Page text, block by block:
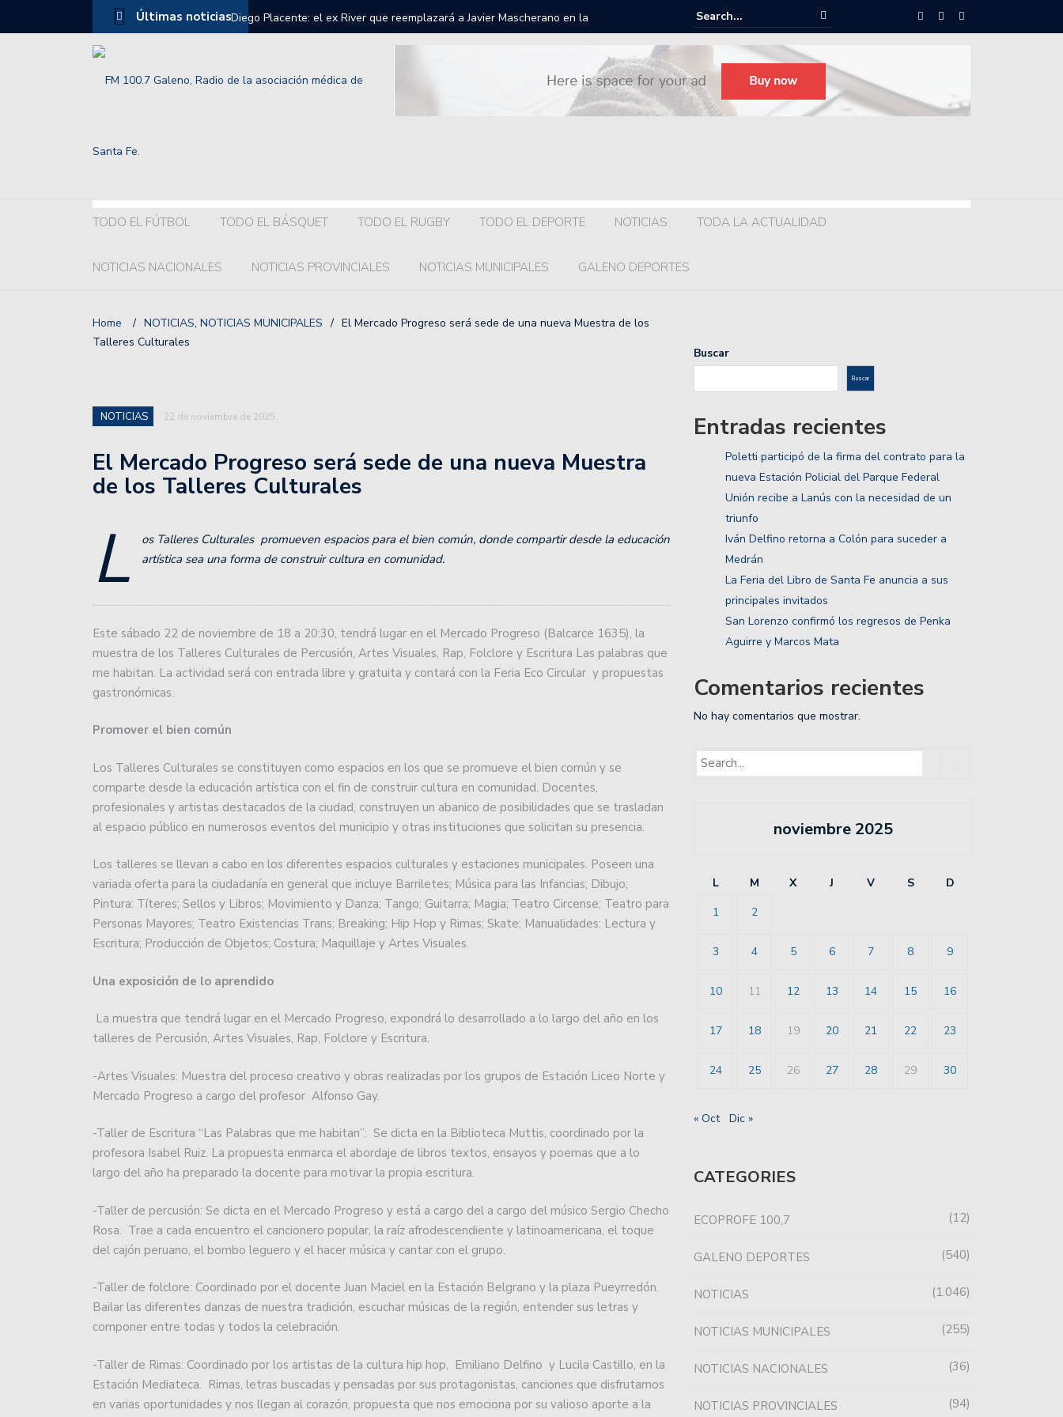
Últimas noticiasDiego Placente: el ex River que reemplazará a Javier Mascherano en la
Selección Argentina Sub 20.
Grelak o Recoba ¿Quién llegará a Colón?
terminó.
Así está la tabla de posiciones para la clasificación a la AmeriCup 2025 de
Profesional 2024.
Colón superó a Independiente de Santiago en el Otrino y se aseguró la localía
Unión fue superado por Zárate Básket y complicó su futuro.
Unión inicia una gira en Zárate buscando consolidar su levantada.
Atenas cumplió en San Juan.
Básquet: Montmartre, por 2do año a los playoffs.
Básquetbol Liga Nacional: volvió a ganar Unión, un triunfazo para soñar con la
Lanús le empató a Unión en un partido que terminó con polémica por la Copa de
la Liga.
El impactante codazo que hizo perder el conocimiento a un jugador de Colón:
Zárate.
Estudiantes aprovechó la falta de gol de Unión y se llevó todo de Santa Fe.
Unión intentará seguir su racha cuando esta noche, a partir de las 21.30, reciba
a Estudiantes.
Avellaneda.
Sebastián Puñet ya no es más el DT de básquet de Unión.
Colón igualó en Córdoba ante Racing en el último amistoso.
Unión debuta esta noche ante Rácing en el estadio “Juan D. Perón”.
Unión fue ampliamente superado por Peñarol, en Mar del Plata.
TODO EL FÚTBOL TODO EL BÁSQUET TODO EL RUGBY TODO EL DEPORTE NOTICIAS TODA LA ACTUALIDAD
NOTICIAS NACIONALES NOTICIAS PROVINCIALES NOTICIAS MUNICIPALES GALENO DEPORTES
Home / NOTICIAS, NOTICIAS MUNICIPALES / El Mercado Progreso será sede de una nueva Muestra de los
Talleres Culturales
NOTICIAS 22 de noviembre de 2025
El Mercado Progreso será sede de una nueva Muestra
de los Talleres Culturales
L
os Talleres Culturales promueven espacios para el bien común, donde compartir desde la educación
artística sea una forma de construir cultura en comunidad.
Este sábado 22 de noviembre de 18 a 20:30, tendrá lugar en el Mercado Progreso (Balcarce 1635), la
muestra de los Talleres Culturales de Percusión, Artes Visuales, Rap, Folclore y Escritura Las palabras que
me habitan. La actividad será con entrada libre y gratuita y contará con la Feria Eco Circular y propuestas
gastronómicas.
Promover el bien común
Los Talleres Culturales se constituyen como espacios en los que se promueve el bien común y se
comparte desde la educación artística con el fin de construir cultura en comunidad. Docentes,
profesionales y artistas destacados de la ciudad, construyen un abanico de posibilidades que se trasladan
al espacio público en numerosos eventos del municipio y otras instituciones que solicitan su presencia.
Los talleres se llevan a cabo en los diferentes espacios culturales y estaciones municipales. Poseen una
variada oferta para la ciudadanía en general que incluye Barriletes; Música para las Infancias; Dibujo;
Pintura: Títeres; Sellos y Libros; Movimiento y Danza; Tango; Guitarra; Magia; Teatro Circense; Teatro para
Personas Mayores; Teatro Existencias Trans; Breaking; Hip Hop y Rimas; Skate; Manualidades: Lectura y
Escritura; Producción de Objetos; Costura; Maquillaje y Artes Visuales.
Una exposición de lo aprendido
La muestra que tendrá lugar en el Mercado Progreso, expondrá lo desarrollado a lo largo del año en los
talleres de Percusión, Artes Visuales, Rap, Folclore y Escritura.
-Artes Visuales: Muestra del proceso creativo y obras realizadas por los grupos de Estación Liceo Norte y
Mercado Progreso a cargo del profesor Alfonso Gay.
-Taller de Escritura “Las Palabras que me habitan”: Se dicta en la Biblioteca Muttis, coordinado por la
profesora Isabel Ruiz. La propuesta enmarca el abordaje de libros textos, ensayos y poemas que a lo
largo del año ha preparado la docente para motivar la propia escritura.
-Taller de percusión: Se dicta en el Mercado Progreso y está a cargo del a cargo del músico Sergio Checho
Rosa. Trae a cada encuentro el cancionero popular, la raíz afrodescendiente y latinoamericana, el toque
del cajón peruano, el bombo leguero y el hacer música y cantar con el grupo.
-Taller de folclore: Coordinado por el docente Juan Maciel en la Estación Belgrano y la plaza Pueyrredón.
Bailar las diferentes danzas de nuestra tradición, escuchar músicas de la región, entender sus letras y
componer entre todas y todos la celebración.
-Taller de Rimas: Coordinado por los artistas de la cultura hip hop, Emiliano Delfino y Lucila Castillo, en la
Estación Mediateca. Rimas, letras buscadas y pensadas por sus protagonistas, canciones que disfrutamos
en varias oportunidades y nos llegan al corazón, propuesta que nos emociona por su valioso aporte a la
Buscar
Buscar
Entradas recientes
Poletti participó de la firma del contrato para la
nueva Estación Policial del Parque Federal
Unión recibe a Lanús con la necesidad de un
triunfo
Iván Delfino retorna a Colón para suceder a
Medrán
La Feria del Libro de Santa Fe anuncia a sus
principales invitados
San Lorenzo confirmó los regresos de Penka
Aguirre y Marcos Mata
Comentarios recientes
No hay comentarios que mostrar.
noviembre 2025
L M X J V S
D
1
2
3 4 5 6 7 8 9
10 11 12 13 14 15 16
17 18 19 20 21 22 23
24 25 26 27 28 29 30
« Oct Dic »
CATEGORIES
ECOPROFE 100,7 12
GALENO DEPORTES 540
NOTICIAS 1.046
NOTICIAS MUNICIPALES 255
NOTICIAS NACIONALES 36
NOTICIAS PROVINCIALES 94